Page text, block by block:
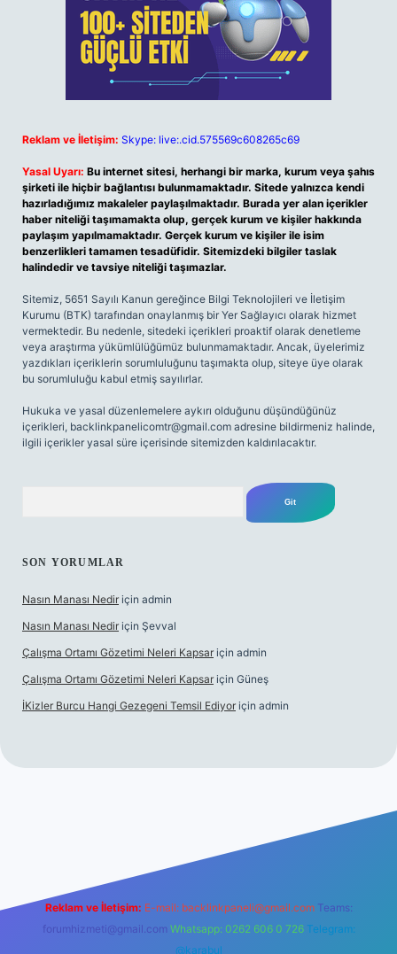
Reklam ve İletişim: Skype: live:.cid.575569c608265c69
Yasal Uyarı: Bu internet sitesi, herhangi bir marka, kurum veya şahıs
şirketi ile hiçbir bağlantısı bulunmamaktadır. Sitede yalnızca kendi
hazırladığımız makaleler paylaşılmaktadır. Burada yer alan içerikler
haber niteliği taşımamakta olup, gerçek kurum ve kişiler hakkında
paylaşım yapılmamaktadır. Gerçek kurum ve kişiler ile isim
benzerlikleri tamamen tesadüfidir. Sitemizdeki bilgiler taslak
halindedir ve tavsiye niteliği taşımazlar.
Sitemiz, 5651 Sayılı Kanun gereğince Bilgi Teknolojileri ve İletişim
Kurumu (BTK) tarafından onaylanmış bir Yer Sağlayıcı olarak hizmet
vermektedir. Bu nedenle, sitedeki içerikleri proaktif olarak denetleme
veya araştırma yükümlülüğümüz bulunmamaktadır. Ancak, üyelerimiz
yazdıkları içeriklerin sorumluluğunu taşımakta olup, siteye üye olarak
bu sorumluluğu kabul etmiş sayılırlar.
Hukuka ve yasal düzenlemelere aykırı olduğunu düşündüğünüz
içerikleri, backlinkpanelicomtr@gmail.com adresine bildirmeniz halinde,
ilgili içerikler yasal süre içerisinde sitemizden kaldırılacaktır.
SON YORUMLAR
Nasın Manası Nedir için admin
Nasın Manası Nedir için Şevval
Çalışma Ortamı Gözetimi Neleri Kapsar için admin
Çalışma Ortamı Gözetimi Neleri Kapsar için Güneş
İKizler Burcu Hangi Gezegeni Temsil Ediyor için admin
Reklam ve İletişim: E-mail: backlinkpaneli@gmail.com Teams:
forumhizmeti@gmail.com Whatsapp: 0262 606 0 726 Telegram:
@karabul